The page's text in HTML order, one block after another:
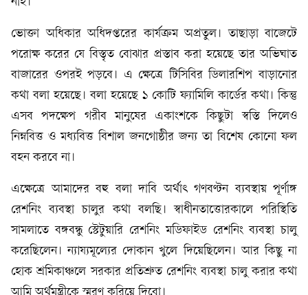
ভোক্তা অধিকার অধিদপ্তরের কার্যক্রম অপ্রতুল। তাছাড়া বাজেটে
পরোক্ষ করের যে বিস্তৃত বোঝার প্রস্তাব করা হয়েছে তার অভিঘাত
বাজারের ওপরই পড়বে। এ ক্ষেত্রে টিসিবির ডিলারশিপ বাড়ানোর
কথা বলা হয়েছে। বলা হয়েছে ১ কোটি ফ্যামিলি কার্ডের কথা। কিন্তু
এসব পদক্ষেপ গরীব মানুষের একাংশকে কিছুটা স্বস্তি দিলেও
নিম্নবিত্ত ও মধ্যবিত্ত বিশাল জনগোষ্ঠীর জন্য তা বিশেষ কোনো ফল
বহন করবে না।
এক্ষেত্রে আমাদের বহু বলা দাবি অর্থাৎ গণবণ্টন ব্যবস্থায় পূর্ণাঙ্গ
রেশনিং ব্যবস্থা চালুর কথা বলছি। স্বাধীনতাত্তোরকালে পরিস্থিতি
সামলাতে বঙ্গবন্ধু স্টেটুয়ারি রেশনিং মডিফাইড রেশনিং ব্যবস্থা চালু
করেছিলেন। ন্যায্যমূল্যের দোকান খুলে দিয়েছিলেন। আর কিছু না
হোক শ্রমিকাঞ্চলে সরকার প্রতিশ্রুত রেশনিং ব্যবস্থা চালু করার কথা